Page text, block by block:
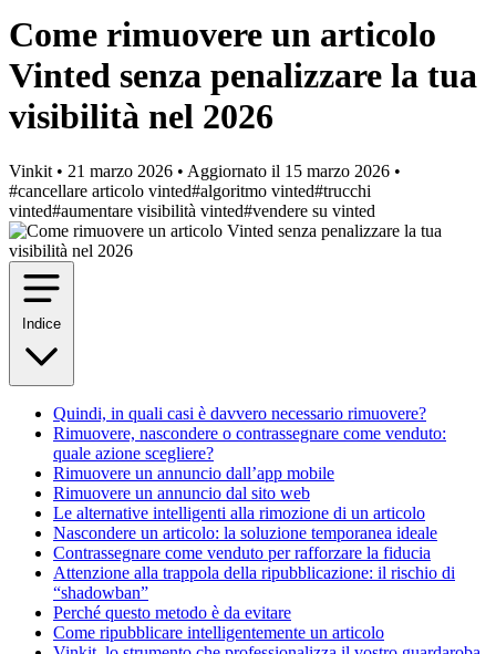
Come rimuovere un articolo
Vinted senza penalizzare la tua
visibilità nel 2026
Vinkit • 21 marzo 2026 • Aggiornato il 15 marzo 2026 •
#cancellare articolo vinted#algoritmo vinted#trucchi
vinted#aumentare visibilità vinted#vendere su vinted
Indice
Quindi, in quali casi è davvero necessario rimuovere?
Rimuovere, nascondere o contrassegnare come venduto:
quale azione scegliere?
Rimuovere un annuncio dall’app mobile
Rimuovere un annuncio dal sito web
Le alternative intelligenti alla rimozione di un articolo
Nascondere un articolo: la soluzione temporanea ideale
Contrassegnare come venduto per rafforzare la fiducia
Attenzione alla trappola della ripubblicazione: il rischio di
“shadowban”
Perché questo metodo è da evitare
Come ripubblicare intelligentemente un articolo